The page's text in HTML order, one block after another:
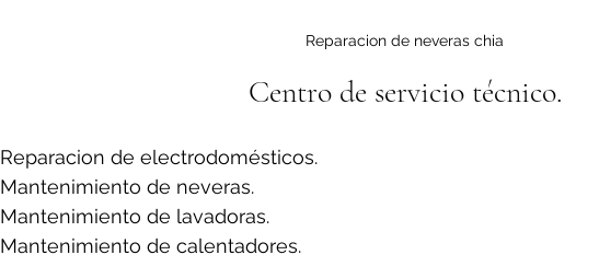
Reparacion de neveras chia
Centro de servicio técnico.
Reparacion de electrodomésticos.
Mantenimiento de neveras.
Mantenimiento de lavadoras.
Mantenimiento de calentadores.